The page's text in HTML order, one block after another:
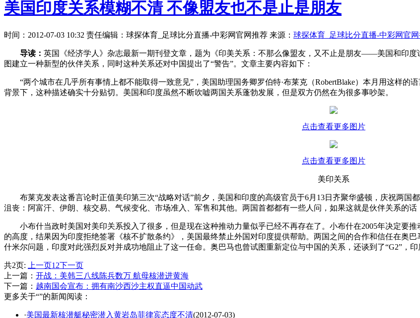
美国印度关系模糊不清 不像盟友也不是止是朋友
时间：2012-07-03 10:32 责任编辑：球探体育_足球比分直播-中彩网官网推荐 来源： 球探体育_足球比分直播-中彩网官
导读： 英国《经济学人》杂志最新一期刊登文章，题为《印美关系：不那么像盟友，又不止是朋友——美国和印
图建立一种新型的伙伴关系，同时这种关系还对中国提出了“警告”。文章主要内容如下：
“两个城市在几乎所有事情上都不能取得一致意见”，美国助理国务卿罗伯特·布莱克（RobertBlake）本月用这样的
背景下，这种描述确实十分贴切。美国和印度虽然不断吹嘘两国关系蓬勃发展，但是双方仍然在为很多事吵架。
点击查看更多图片
点击查看更多图片
美印关系
布莱克发表这番言论时正值美印第三次“战略对话”前夕，美国和印度的高级官员于6月13日齐聚华盛顿，庆祝两国
沮丧：阿富汗、伊朗、核交易、气候变化、市场准入、军售和其他。两国首都都有一些人问，如果这就是伙伴关系的话
小布什当政时美国对美印关系投入了很多，但是现在这种推动力量似乎已经不再存在了。小布什在2005年决定要
的高度，结果因为印度拒绝签署《核不扩散条约》，美国最终禁止外国对印度提供帮助。两国之间的合作和信任在奥
什米尔问题，印度对此强烈反对并成功地阻止了这一任命。奥巴马也曾试图重新定位与中国的关系，还谈到了“G2”，印
共2页: 上一页1 2下一页
上一篇： 开战：美韩三八线陈兵数万 航母核潜进黄海
下一篇： 越南国会宣布：拥有南沙西沙主权直逼中国动武
更多关于“”的新闻阅读：
·美国最新核潜艇秘密潜入黄岩岛菲律宾态度不清(2012-07-03)